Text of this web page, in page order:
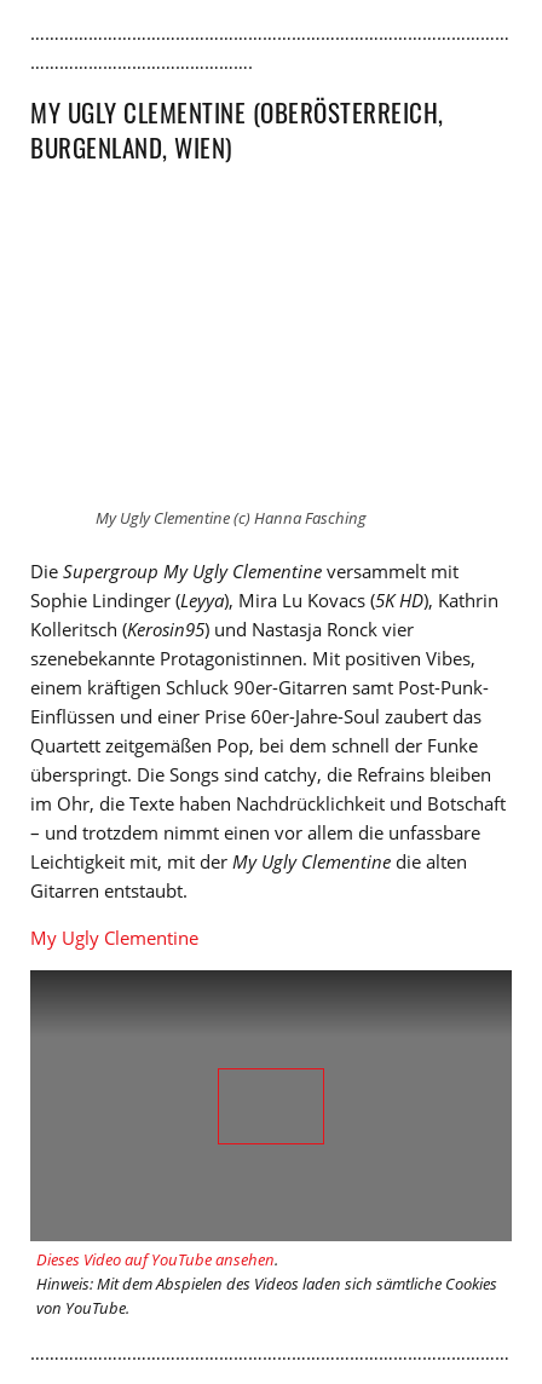
………………………………………………………………………………………
……………………………………….
MY UGLY CLEMENTINE (OBERÖSTERREICH,
BURGENLAND, WIEN)
My Ugly Clementine (c) Hanna Fasching
Die Supergroup My Ugly Clementine versammelt mit
Sophie Lindinger (Leyya), Mira Lu Kovacs (5K HD), Kathrin
Kolleritsch (Kerosin95) und Nastasja Ronck vier
szenebekannte Protagonistinnen. Mit positiven Vibes,
einem kräftigen Schluck 90er-Gitarren samt Post-Punk-
Einflüssen und einer Prise 60er-Jahre-Soul zaubert das
Quartett zeitgemäßen Pop, bei dem schnell der Funke
überspringt. Die Songs sind catchy, die Refrains bleiben
im Ohr, die Texte haben Nachdrücklichkeit und Botschaft
– und trotzdem nimmt einen vor allem die unfassbare
Leichtigkeit mit, mit der My Ugly Clementine die alten
Gitarren entstaubt.
My Ugly Clementine
Dieses Video auf YouTube ansehen.
Hinweis: Mit dem Abspielen des Videos laden sich sämtliche Cookies
von YouTube.
………………………………………………………………………………………